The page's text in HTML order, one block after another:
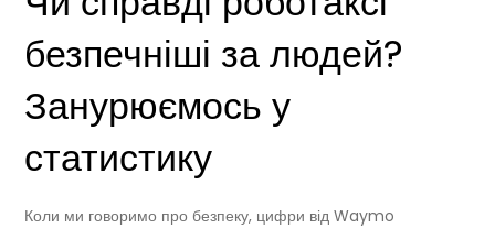
безпечніші за людей?
Занурюємось у
статистику
Коли ми говоримо про безпеку, цифри від Waymo